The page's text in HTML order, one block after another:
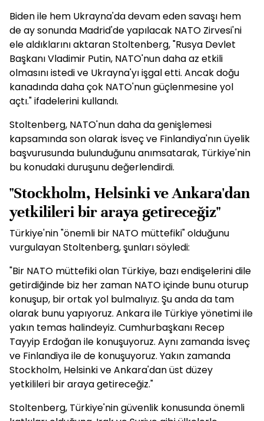
Biden ile hem Ukrayna'da devam eden savaşı hem
de ay sonunda Madrid'de yapılacak NATO Zirvesi'ni
ele aldıklarını aktaran Stoltenberg, "Rusya Devlet
Başkanı Vladimir Putin, NATO'nun daha az etkili
olmasını istedi ve Ukrayna'yı işgal etti. Ancak doğu
kanadında daha çok NATO'nun güçlenmesine yol
açtı." ifadelerini kullandı.
Stoltenberg, NATO'nun daha da genişlemesi
kapsamında son olarak İsveç ve Finlandiya'nın üyelik
başvurusunda bulunduğunu anımsatarak, Türkiye'nin
bu konudaki duruşunu değerlendirdi.
"Stockholm, Helsinki ve Ankara'dan
yetkilileri bir araya getireceğiz"
Türkiye'nin "önemli bir NATO müttefiki" olduğunu
vurgulayan Stoltenberg, şunları söyledi:
"Bir NATO müttefiki olan Türkiye, bazı endişelerini dile
getirdiğinde biz her zaman NATO içinde bunu oturup
konuşup, bir ortak yol bulmalıyız. Şu anda da tam
olarak bunu yapıyoruz. Ankara ile Türkiye yönetimi ile
yakın temas halindeyiz. Cumhurbaşkanı Recep
Tayyip Erdoğan ile konuşuyoruz. Aynı zamanda İsveç
ve Finlandiya ile de konuşuyoruz. Yakın zamanda
Stockholm, Helsinki ve Ankara'dan üst düzey
yetkilileri bir araya getireceğiz."
Stoltenberg, Türkiye'nin güvenlik konusunda önemli